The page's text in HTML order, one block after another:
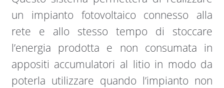
un impianto fotovoltaico connesso alla
rete e allo stesso tempo di stoccare
l’energia prodotta e non consumata in
appositi accumulatori al litio in modo da
poterla utilizzare quando l’impianto non